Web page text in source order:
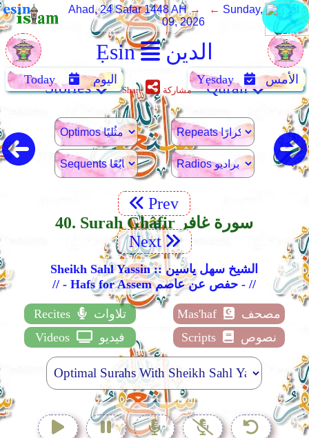
Ẹsin الدين
Ahad, 24 Safar 1448 AH → ← Sunday, August
09, 2026
Today اليوم Yẹsday الأمس Stories Share مشاركة Quran
Prev
40. Surah Ghâfir سورة غافر
Next
Sheikh Sahl Yassin :: الشيخ سهل ياسين
// - Hafs for Assem حفص عن عاصم - //
Recites تلاوات Mas'haf
مصحف
Videos
فيديو Scripts نصوص